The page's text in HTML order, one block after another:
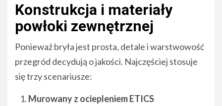
Konstrukcja i materiały
powłoki zewnętrznej
Ponieważ bryła jest prosta, detale i warstwowość
przegród decydują o jakości. Najczęściej stosuje
się trzy scenariusze:
Murowany z ociepleniem ETICS